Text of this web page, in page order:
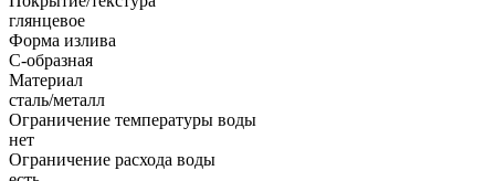
глянцевое
Форма излива
C-образная
Материал
сталь/металл
Ограничение температуры воды
нет
Ограничение расхода воды